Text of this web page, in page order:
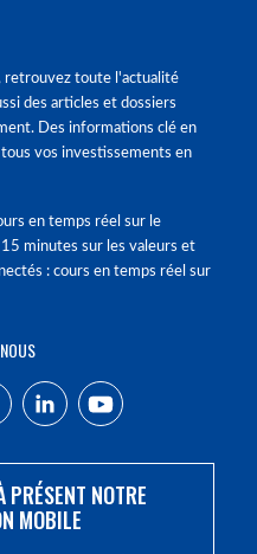
retrouvez toute l'actualité
des articles et dossiers
Des informations clé en
vos investissements en
en temps réel sur le
minutes sur les valeurs et
: cours en temps réel sur
PRÉSENT NOTRE
MOBILE